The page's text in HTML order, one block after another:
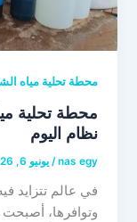
محطة تحلية مياه
محطة تحلية
نظام اليوم
nas egy
/يونيو 6, 2026
في عالم تتزايد
وتوافرها،